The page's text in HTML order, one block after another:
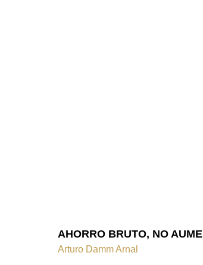
AHORRO BRUTO, NO
Arturo Damm Arnal